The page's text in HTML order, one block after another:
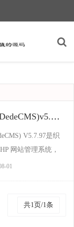
织梦CMS(DedeCMS)v5.7.118 UTF8 build20250730
V5.7.97是织
网站管理系统，
、高效为特色，组
CMS(DedeCMS)
01
共1页/1条